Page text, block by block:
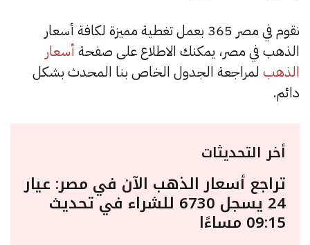
نقوم في مصر 365 بعمل تغطية مميزة لكافة أسعار
الذهب في مصر، يمكنك الاطلاع على صفحة أسعار
الذهب لمراجعة الجدول الخاص بنا المحدث بشكل
دائم.
أخر التحديثات
تراجع أسعار الذهب الآن في مصر: عيار
24 يسجل 6730 للشراء في تحديث
09:15 مساءًا